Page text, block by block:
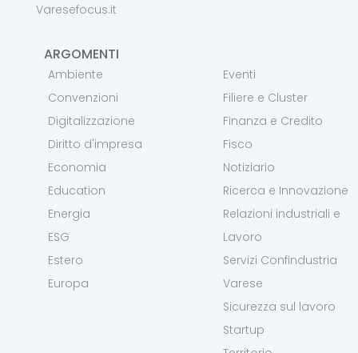
Varesefocus.it
ARGOMENTI
Ambiente
Convenzioni
Digitalizzazione
Diritto d'impresa
Economia
Education
Energia
ESG
Estero
Europa
Eventi
Filiere e Cluster
Finanza e Credito
Fisco
Notiziario
Ricerca e Innovazione
Relazioni industriali e
Lavoro
Servizi Confindustria
Varese
Sicurezza sul lavoro
Startup